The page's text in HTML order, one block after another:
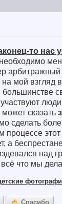
то нас
арбитражный
мой взгляд
большинстве
сказать
сделать
процессе
а
что мы
Спасибо